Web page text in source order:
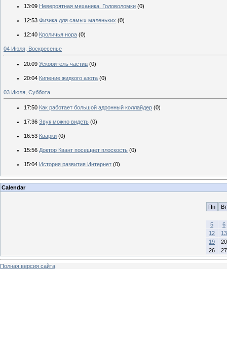
13:09 Невероятная механика. Головоломки (0)
12:53 Физика для самых маленьких (0)
12:40 Кроличья нора (0)
04 Июля, Воскресенье
20:09 Ускоритель частиц (0)
20:04 Кипение жидкого азота (0)
03 Июля, Суббота
17:50 Как работает большой адронный коллайдер (0)
17:36 Звук можно видеть (0)
16:53 Кварки (0)
15:56 Доктор Квант посещает плоскость (0)
15:04 История развития Интернет (0)
Calendar
Пн Вт
5
6
12
13
19
20
26
27
Полная версия сайта